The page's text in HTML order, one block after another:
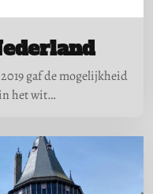
gaf de mogelijkheid
het wit…